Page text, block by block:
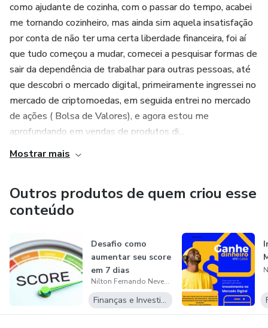
como ajudante de cozinha, com o passar do tempo, acabei
me tornando cozinheiro, mas ainda sim aquela insatisfação
por conta de não ter uma certa liberdade financeira, foi aí
que tudo começou a mudar, comecei a pesquisar formas de
sair da dependência de trabalhar para outras pessoas, até
que descobri o mercado digital, primeiramente ingressei no
mercado de criptomoedas, em seguida entrei no mercado
de ações ( Bolsa de Valores), e agora estou me
aprofundando em vendas de produtos di...
Mostrar mais
Outros produtos de quem criou esse
conteúdo
Desafio como
aumentar seu score
em 7 dias
Nilton Fernando Neves Pinto
Finanças e Investimentos